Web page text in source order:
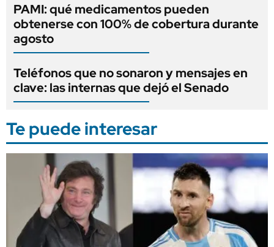
PAMI: qué medicamentos pueden
obtenerse con 100% de cobertura durante
agosto
Teléfonos que no sonaron y mensajes en
clave: las internas que dejó el Senado
Te puede interesar